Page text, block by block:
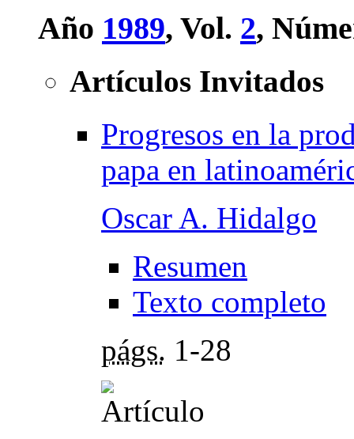
Año 1989, Vol. 2,
Artículos Invitados
Progresos en la
papa en
Oscar A. Hidalgo
Resumen
Texto completo
págs. 1-28